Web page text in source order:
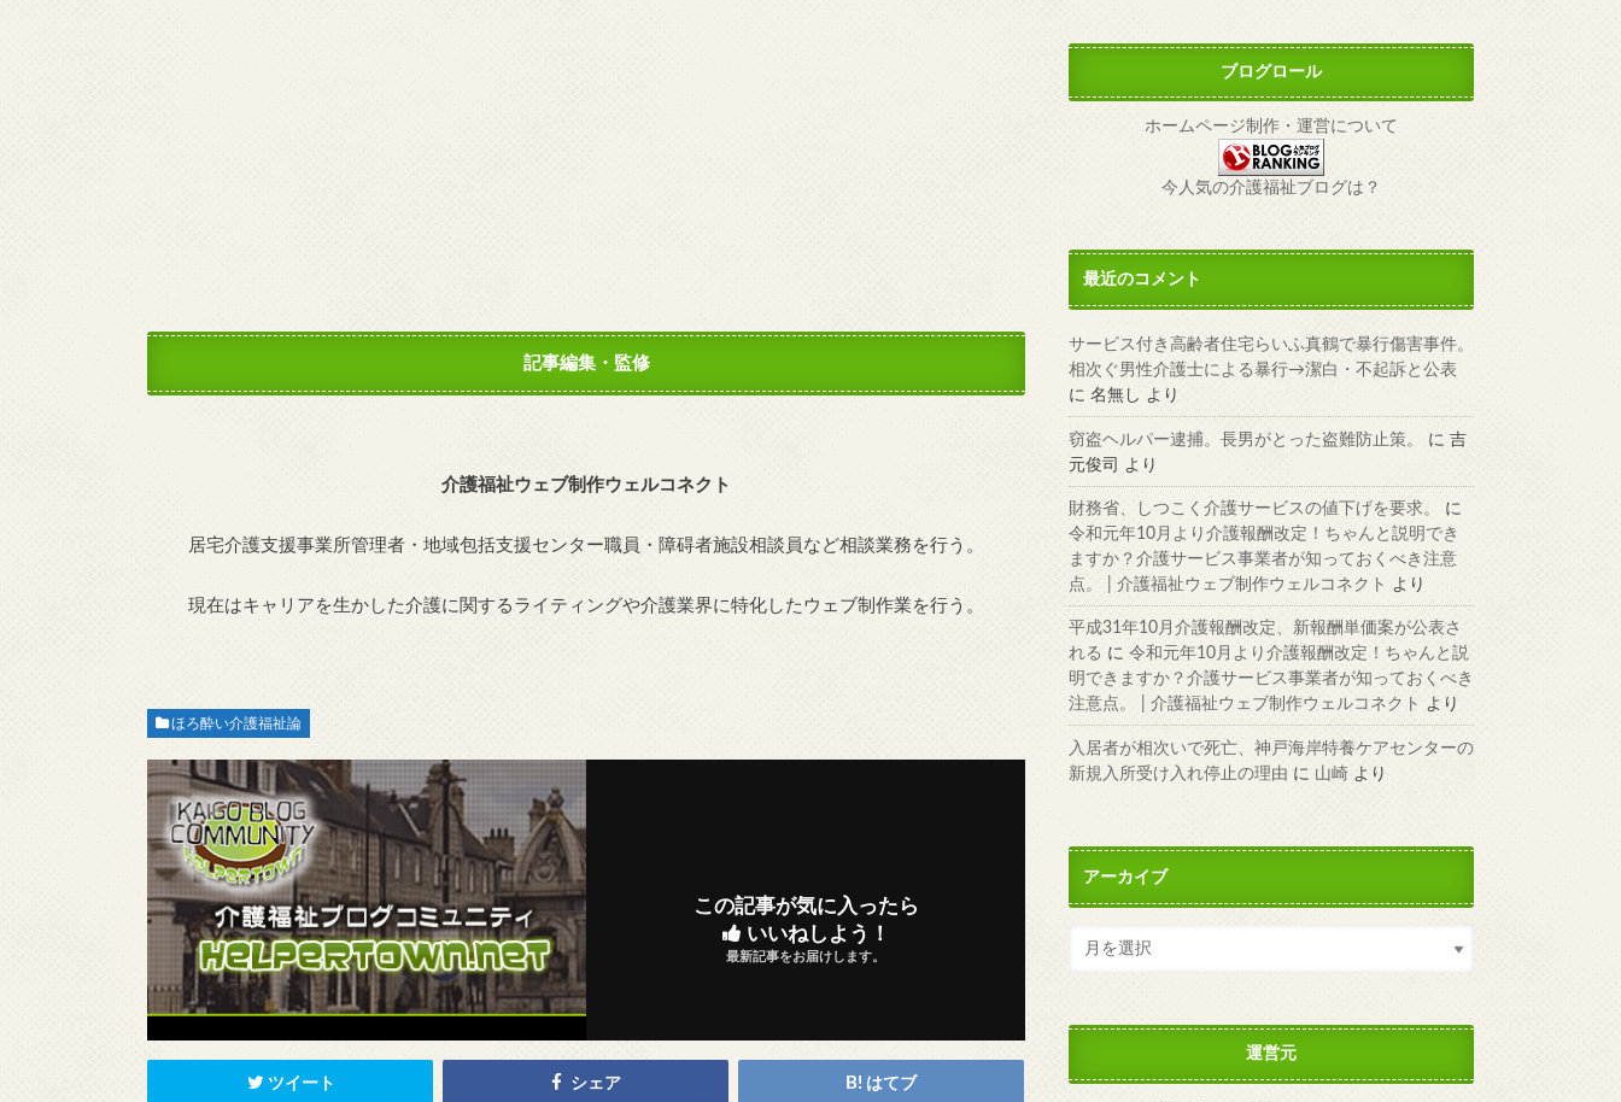
記事編集・監修
介護福祉ウェブ制作ウェルコネクト
居宅介護支援事業所管理者・地域包括支援センター職員・障碍者施設相談員など相談業務を行う。
現在はキャリアを生かした介護に関するライティングや介護業界に特化したウェブ制作業を行う。
ほろ酔い介護福祉論
この記事が気に入ったら
いいねしよう！
最新記事をお届けします。
ツイート シェア はてブ
ブログロール
ホームページ制作・運営について
今人気の介護福祉ブログは？
最近のコメント
サービス付き高齢者住宅らいふ真鶴で暴行傷害事件。
相次ぐ男性介護士による暴行→潔白・不起訴と公表
に 名無し より
窃盗ヘルパー逮捕。長男がとった盗難防止策。 に 吉
元俊司 より
財務省、しつこく介護サービスの値下げを要求。
に
令和元年10月より介護報酬改定！ちゃんと説明でき
ますか？介護サービス事業者が知っておくべき注意
点。 | 介護福祉ウェブ制作ウェルコネクト より
平成31年10月介護報酬改定、新報酬単価案が公表さ
れる に 令和元年10月より介護報酬改定！ちゃんと説
明できますか？介護サービス事業者が知っておくべき
注意点。 | 介護福祉ウェブ制作ウェルコネクト より
入居者が相次いで死亡、神戸海岸特養ケアセンターの
新規入所受け入れ停止の理由 に 山崎 より
アーカイブ
運営元